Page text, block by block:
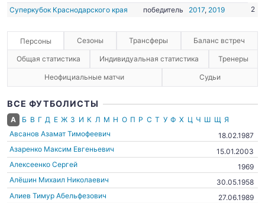
Суперкубок Краснодарского края победитель 2017, 2019 2
Персоны Сезоны Трансферы Баланс встреч
Общая статистика Индивидуальная статистика Тренеры
Неофициальные матчи Судьи
ВСЕ ФУТБОЛИСТЫ
А Б В Г Д Е Ж З И К Л М Н О П Р С Т У Ф Х Ц Ч Ш Щ Я
Авсанов Азамат Тимофеевич
18.02.1987
Азаренко Максим Евгеньевич
15.01.2003
Алексеенко Сергей
1969
Алёшин Михаил Николаевич
30.05.1958
Алиев Тимур Абельфезович
27.06.1989